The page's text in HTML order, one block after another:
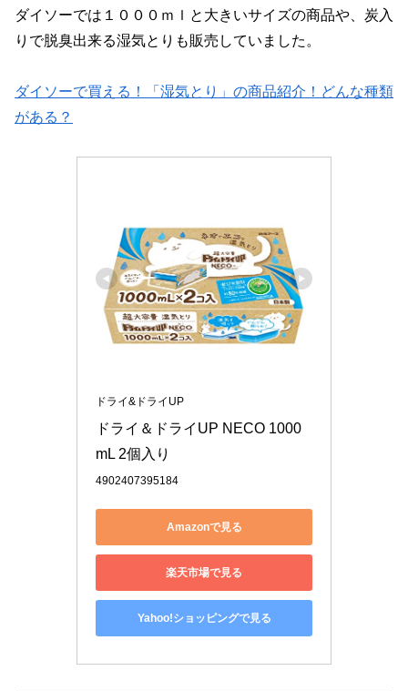
ダイソーでは１０００ｍｌと大きいサイズの商品や、炭入
りで脱臭出来る湿気とりも販売していました。
ダイソーで買える！「湿気とり」の商品紹介！どんな種類
がある？
ドライ&ドライUP
ドライ＆ドライUP NECO 1000
mL 2個入り
4902407395184
Amazonで見る
楽天市場で見る
Yahoo!ショッピングで見る